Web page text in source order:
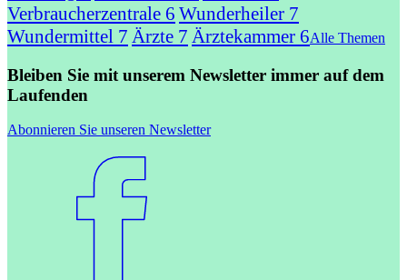
Verbraucherzentrale 6 Wunderheiler 7
Wundermittel 7 Ärzte 7 Ärztekammer 6Alle Themen
Bleiben Sie mit unserem Newsletter immer auf dem
Laufenden
Abonnieren Sie unseren Newsletter